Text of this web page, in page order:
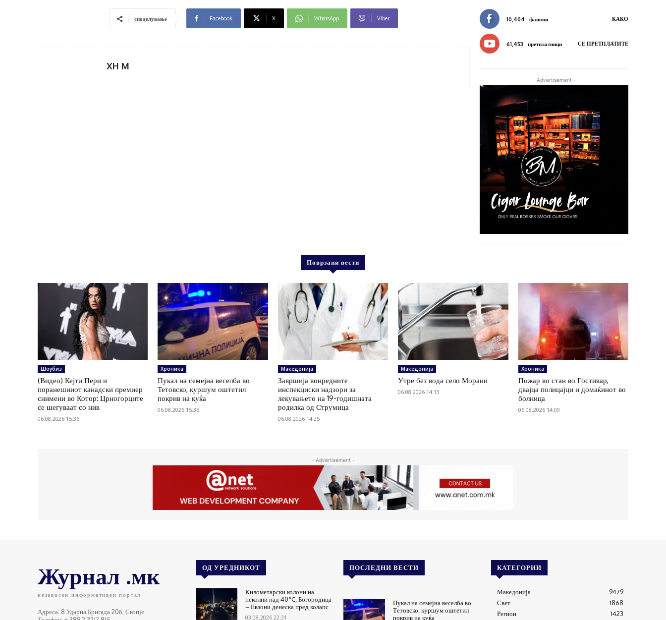
споделување Facebook X WhatsApp Viber
XH M
10,404 фанови КАКО
61,453 претплатници СЕ ПРЕТПЛАТИТЕ
- Advertisement -
Поврзани вести
Шоубиз
(Видео) Кејти Пери и
поранешниот канадски премиер
снимени во Котор: Црногорците
се шегуваат со нив
06.08.2026 15:36
Хроника
Пукал на семејна веселба во
Тетовско, куршум оштетил
покрив на куќа
06.08.2026 15:35
Македонија
Завршија вонредните
инспекциски надзори за
лекувањето на 19-годишната
родилка од Струмица
06.08.2026 14:25
Македонија
Утре без вода село Морани
06.08.2026 14:13
Хроника
Пожар во стан во Гостивар,
двајца полицајци и домаќинот во
болница
06.08.2026 14:09
- Advertisement -
Журнал .мк
независен информативен портал
Адреса: 8 Ударна Бригада 20б, Скопје
ОД УРЕДНИКОТ
Километарски колони на
пеколни над 40°C, Богородица
– Евзони денеска пред колапс
03.08.2026 22:31
ПОСЛЕДНИ ВЕСТИ
Пукал на семејна веселба во
Тетовско, куршум оштетил
покрив на куќа
КАТЕГОРИИ
Македонија
9479
Свет
1868
Регион
1423